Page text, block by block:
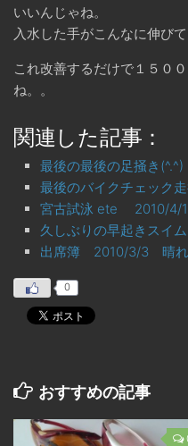
いいんじゃね。
入水した手がこんなに伸びて
これ改善するだけで１５０
ね。。
関連した記事：
最後の最後の足掻き
最後のバイクチェック
宮古試泳 ete 2010/4/
久しぶりの早起きス
出席簿 2010/3/3 晴れ
0
おすすめの記事